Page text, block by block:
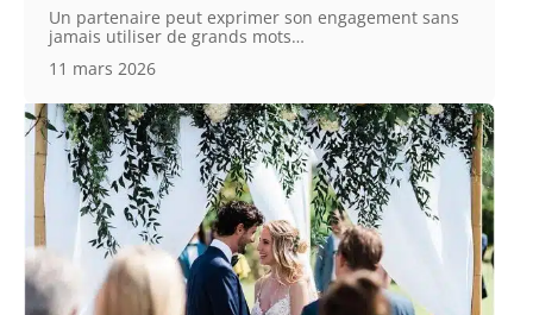
Un partenaire peut exprimer son engagement sans
jamais utiliser de grands mots…
11 mars 2026